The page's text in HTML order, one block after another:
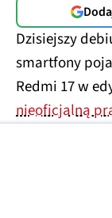
Dzisiejszy
smartfony
Redmi 17 w
nieoficjalną